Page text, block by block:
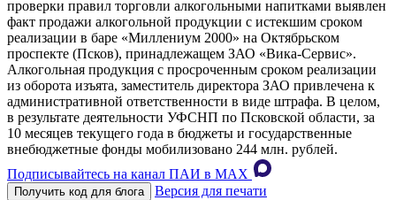
проверки правил торговли алкогольными напитками выявлен
факт продажи алкогольной продукции с истекшим сроком
реализации в баре «Миллениум 2000» на Октябрьском
проспекте (Псков), принадлежащем ЗАО «Вика-Сервис».
Алкогольная продукция с просроченным сроком реализации
из оборота изъята, заместитель директора ЗАО привлечена к
административной ответственности в виде штрафа. В целом,
в результате деятельности УФСНП по Псковской области, за
10 месяцев текущего года в бюджеты и государственные
внебюджетные фонды мобилизовано 244 млн. рублей.
Подписывайтесь на канал ПАИ в MAХ
Получить код для блога
Версия для печати